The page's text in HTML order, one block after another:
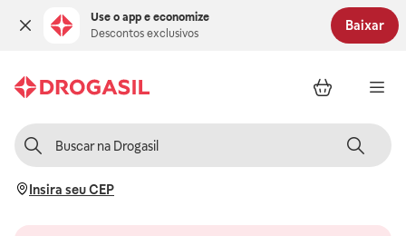
Use o app e economize
Descontos exclusivos
Baixar
Insira seu CEP